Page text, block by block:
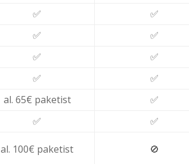
✅
✅
✅
✅
✅
✅
✅
✅
al. 65€ paketist
✅
✅
✅
al. 100€ paketist 🚫